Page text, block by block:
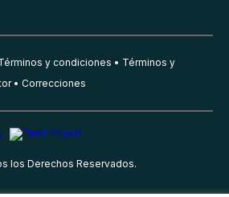
y condiciones
Términos y
Correcciones
los Derechos Reservados.